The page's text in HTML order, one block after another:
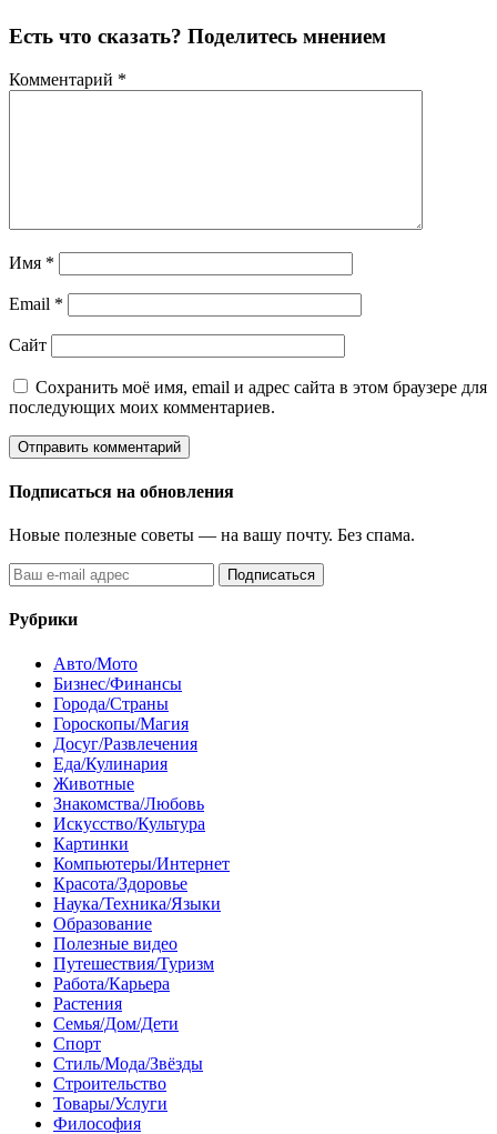
Есть что сказать? Поделитесь мнением
Комментарий *
Имя *
Email *
Сайт
Сохранить моё имя, email и адрес сайта в этом браузере для
последующих моих комментариев.
Подписаться на обновления
Новые полезные советы — на вашу почту. Без спама.
Подписаться
Рубрики
Авто/Мото
Бизнес/Финансы
Города/Страны
Гороскопы/Магия
Досуг/Развлечения
Еда/Кулинария
Животные
Знакомства/Любовь
Искусство/Культура
Картинки
Компьютеры/Интернет
Красота/Здоровье
Наука/Техника/Языки
Образование
Полезные видео
Путешествия/Туризм
Работа/Карьера
Растения
Семья/Дом/Дети
Спорт
Стиль/Мода/Звёзды
Строительство
Товары/Услуги
Философия